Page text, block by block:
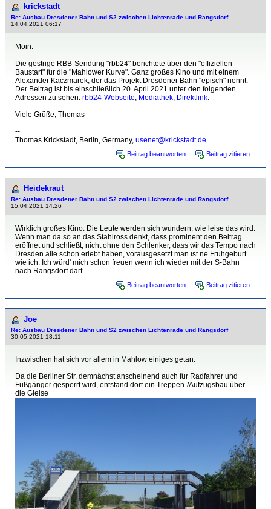
krickstadt
Re: Ausbau Dresdener Bahn und S2 zwischen Lichtenrade und Rangsdorf
14.04.2021 06:17
Moin.
Die gestrige RBB-Sendung "rbb24" berichtete über den "offiziellen
Baustart" für die "Mahlower Kurve". Ganz großes Kino und mit einem
Alexander Kaczmarek, der das Projekt Dresdener Bahn "episch" nennt.
Der Beitrag ist bis einschließlich 20. April 2021 unter den folgenden
Adressen zu sehen: rbb24-Webseite, Mediathek, Direktlink.
Viele Grüße, Thomas
--
Thomas Krickstadt, Berlin, Germany, usenet@krickstadt.de
Beitrag beantworten Beitrag zitieren
Heidekraut
Re: Ausbau Dresdener Bahn und S2 zwischen Lichtenrade und Rangsdorf
15.04.2021 14:26
Wirklich großes Kino. Die Leute werden sich wundern, wie leise das wird.
Wenn man da so an das Stahlross denkt, dass prominent den Beitrag
eröffnet und schließt, nicht ohne den Schlenker, dass wir das Tempo nach
Dresden alle schon erlebt haben, vorausgesetzt man ist ne Frühgeburt
wie ich. Ich würd' mich schon freuen wenn ich wieder mit der S-Bahn
nach Rangsdorf darf.
Beitrag beantworten Beitrag zitieren
Joe
Re: Ausbau Dresdener Bahn und S2 zwischen Lichtenrade und Rangsdorf
30.05.2021 18:11
Inzwischen hat sich vor allem in Mahlow einiges getan:
Da die Berliner Str. demnächst anscheinend auch für Radfahrer und
Füßgänger gesperrt wird, entstand dort ein Treppen-/Aufzugsbau über
die Gleise